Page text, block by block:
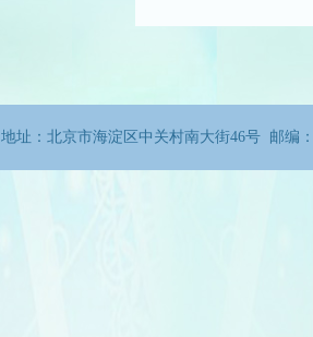
地址：北京市海淀区中关村南大街46号 邮编